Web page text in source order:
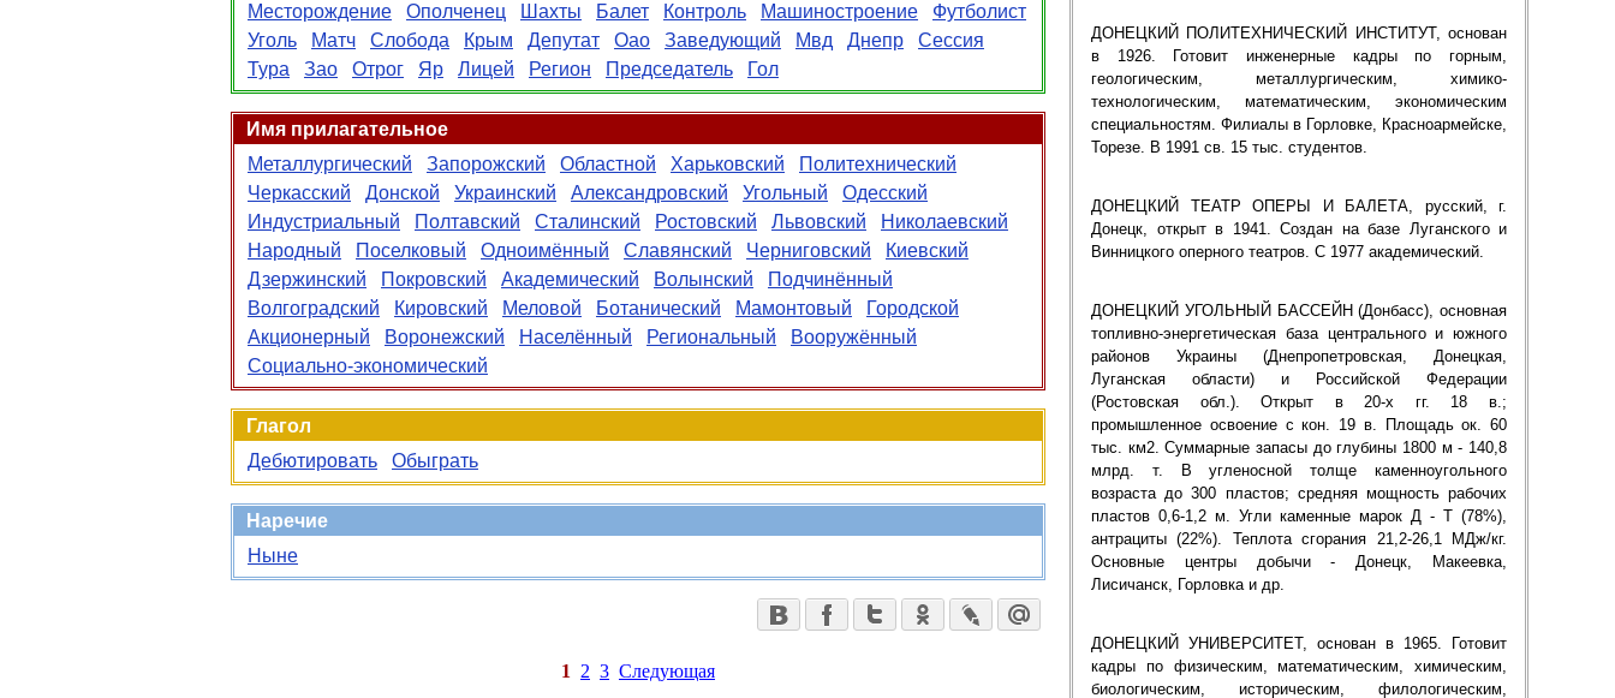
Месторождение
Ополченец Шахты Балет Контроль Машиностроение
Футболист
Уголь
Матч Слобода Крым Депутат Оао Заведующий Мвд Днепр
Сессия
Тура
Зао Отрог Яр Лицей Регион Председатель Гол
Имя прилагательное
Металлургический
Запорожский Областной Харьковский
Политехнический
Черкасский
Донской Украинский Александровский Угольный
Одесский
Индустриальный
Полтавский Сталинский Ростовский Львовский
Николаевский
Народный
Поселковый Одноимённый Славянский Черниговский
Киевский
Дзержинский
Покровский Академический Волынский
Подчинённый
Волгоградский
Кировский Меловой Ботанический Мамонтовый
Городской
Акционерный
Воронежский Населённый Региональный
Вооружённый
Социально-экономический
Глагол
Дебютировать
Обыграть
Наречие
Ныне
1 2 3 Следующая
ДОНЕЦКИЙ ПОЛИТЕХНИЧЕСКИЙ ИНСТИТУТ, основан
в 1926. Готовит инженерные кадры по горным,
геологическим, металлургическим, химико-
технологическим, математическим, экономическим
специальностям. Филиалы в Горловке, Красноармейске,
Торезе. В 1991 св. 15 тыс. студентов.
ДОНЕЦКИЙ ТЕАТР ОПЕРЫ И БАЛЕТА, русский, г.
Донецк, открыт в 1941. Создан на базе Луганского и
Винницкого оперного театров. С 1977 академический.
ДОНЕЦКИЙ УГОЛЬНЫЙ БАССЕЙН (Донбасс), основная
топливно-энергетическая база центрального и южного
районов Украины (Днепропетровская, Донецкая,
Луганская области) и Российской Федерации
(Ростовская обл.). Открыт в 20-х гг. 18 в.;
промышленное освоение с кон. 19 в. Площадь ок. 60
тыс. км2. Суммарные запасы до глубины 1800 м - 140,8
млрд. т. В угленосной толще каменноугольного
возраста до 300 пластов; средняя мощность рабочих
пластов 0,6-1,2 м. Угли каменные марок Д - Т (78%),
антрациты (22%). Теплота сгорания 21,2-26,1 МДж/кг.
Основные центры добычи - Донецк, Макеевка,
Лисичанск, Горловка и др.
ДОНЕЦКИЙ УНИВЕРСИТЕТ, основан в 1965. Готовит
кадры по физическим, математическим, химическим,
биологическим, историческим, филологическим,